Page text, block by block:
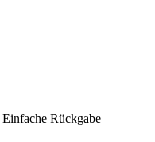
Einfache Rückgabe